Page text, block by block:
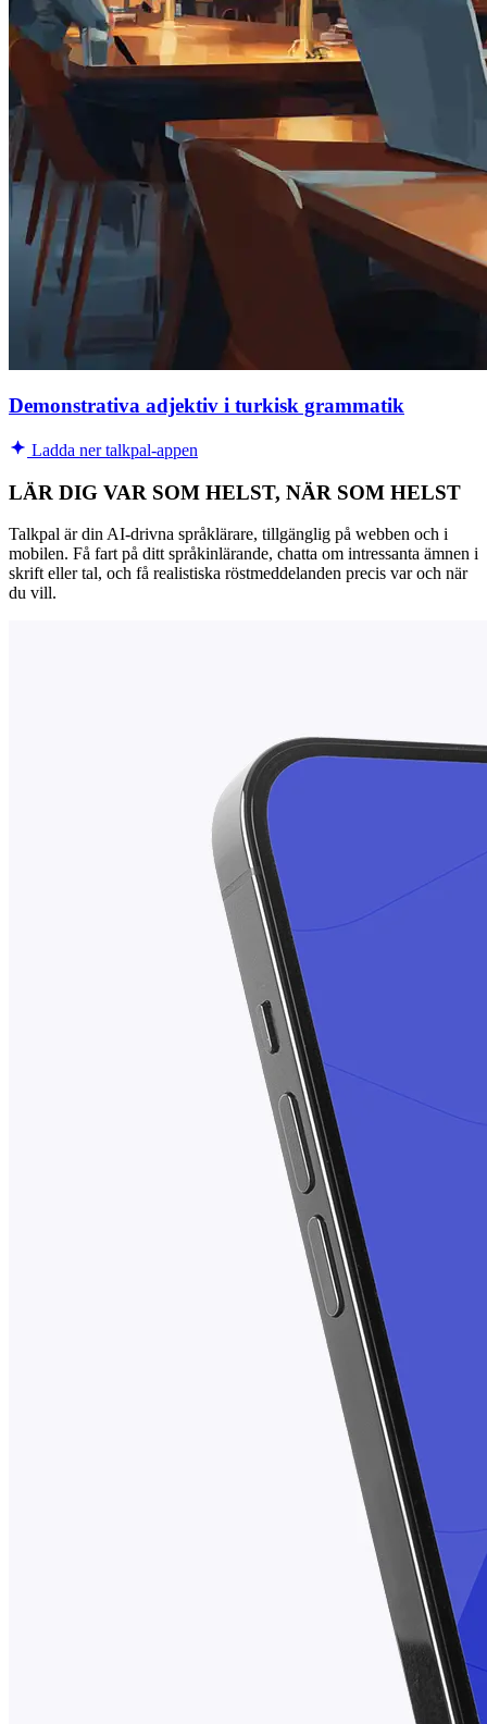
Demonstrativa adjektiv i turkisk grammatik
Ladda ner talkpal-appen
LÄR DIG VAR SOM HELST, NÄR SOM HELST
Talkpal är din AI-drivna språklärare, tillgänglig på webben och i
mobilen. Få fart på ditt språkinlärande, chatta om intressanta ämnen i
skrift eller tal, och få realistiska röstmeddelanden precis var och när
du vill.